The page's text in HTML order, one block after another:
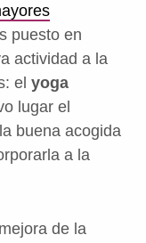
puesto en
actividad a la
el yoga
lugar el
buena acogida
a la
de la